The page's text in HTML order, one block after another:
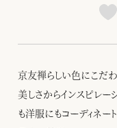
京友禅らしい色にこだ
美しさからインスピレー
も洋服にもコーディネー